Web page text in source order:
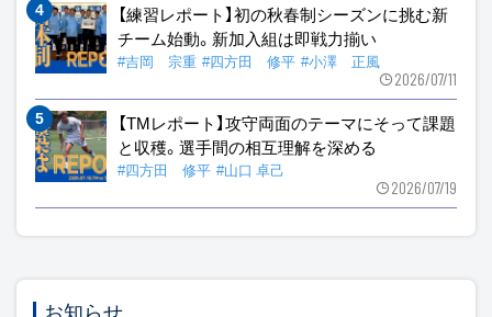
【練習レポート】初の秋春制シーズンに挑む新
チーム始動。新加入組は即戦力揃い
#吉岡 宗重 #四方田 修平 #小澤 正風
2026/07/11
【TMレポート】攻守両面のテーマにそって課題
と収穫。選手間の相互理解を深める
#四方田 修平 #山口 卓己
2026/07/19